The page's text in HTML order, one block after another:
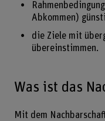
Abkommen)
die Ziele mit
übereinstimmen.
Was ist das
Mit dem